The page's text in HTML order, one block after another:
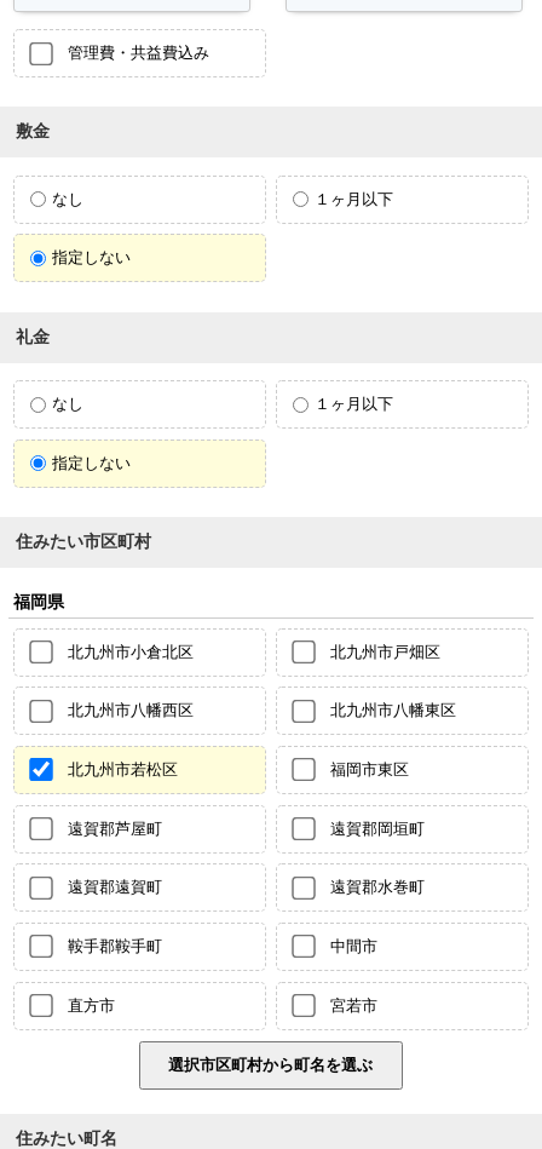
管理費・共益費込み
敷金
なし １ヶ月以下
指定しない
礼金
なし １ヶ月以下
指定しない
住みたい市区町村
福岡県
北九州市小倉北区 北九州市戸畑区
北九州市八幡西区 北九州市八幡東区
北九州市若松区 福岡市東区
遠賀郡芦屋町 遠賀郡岡垣町
遠賀郡遠賀町 遠賀郡水巻町
鞍手郡鞍手町 中間市
直方市 宮若市
住みたい町名